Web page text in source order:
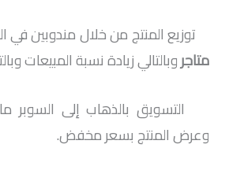
توزيع المنتج من خلال مندوبين في
متاجروبالتالي زيادة نسبة المبيعات
التسويق بالذهاب إلى السوبر
وعرض المنتج بسعر مخفض.